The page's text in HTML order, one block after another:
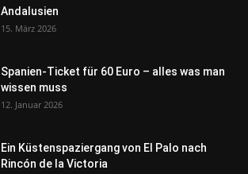
Andalusien
15. März 2026
Spanien-Ticket für 60 Euro – alles was man
wissen muss
12. Januar 2026
Ein Küstenspaziergang von El Palo nach
Rincón de la Victoria